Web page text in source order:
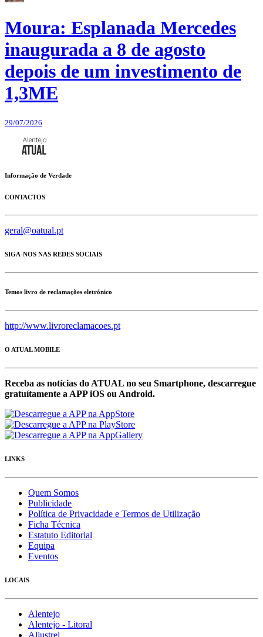
Moura: Esplanada Mercedes
inaugurada a 8 de agosto
depois de um investimento de
1,3ME
29/07/2026
Informação de Verdade
CONTACTOS
geral@oatual.pt
SIGA-NOS NAS REDES SOCIAIS
Temos livro de reclamações eletrónico
http://www.livroreclamacoes.pt
O ATUAL MOBILE
Receba as notícias do ATUAL no seu Smartphone, descarregue
gratuítamente a APP iOS ou Android.
LINKS
Quem Somos
Publicidade
Política de Privacidade e Termos de Utilização
Ficha Técnica
Estatuto Editorial
Equipa
Eventos
LOCAIS
Alentejo
Alentejo - Litoral